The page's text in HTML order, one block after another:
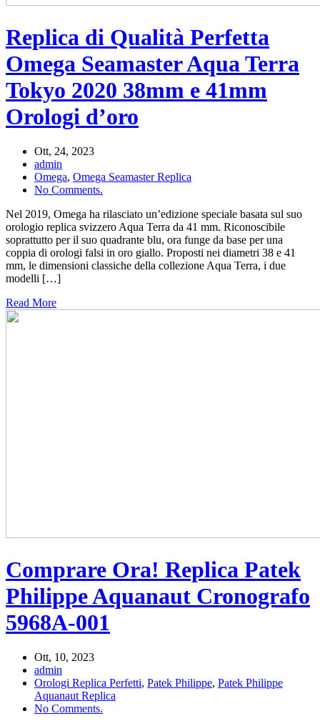
Replica di Qualità Perfetta
Omega Seamaster Aqua Terra
Tokyo 2020 38mm e 41mm
Orologi d’oro
Ott, 24, 2023
admin
Omega, Omega Seamaster Replica
No Comments.
Nel 2019, Omega ha rilasciato un’edizione speciale basata sul suo
orologio replica svizzero Aqua Terra da 41 mm. Riconoscibile
soprattutto per il suo quadrante blu, ora funge da base per una
coppia di orologi falsi in oro giallo. Proposti nei diametri 38 e 41
mm, le dimensioni classiche della collezione Aqua Terra, i due
modelli […]
Read More
Comprare Ora! Replica Patek
Philippe Aquanaut Cronografo
5968A-001
Ott, 10, 2023
admin
Orologi Replica Perfetti, Patek Philippe, Patek Philippe
Aquanaut Replica
No Comments.